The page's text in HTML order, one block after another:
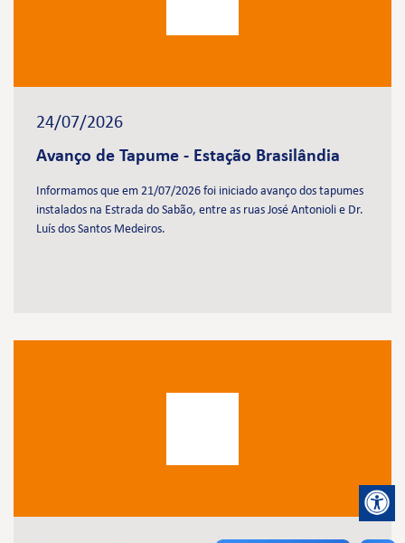
24/07/2026
Avanço de Tapume - Estação Brasilândia
Informamos que em 21/07/2026 foi iniciado avanço dos tapumes
instalados na Estrada do Sabão, entre as ruas José Antonioli e Dr.
Luís dos Santos Medeiros.